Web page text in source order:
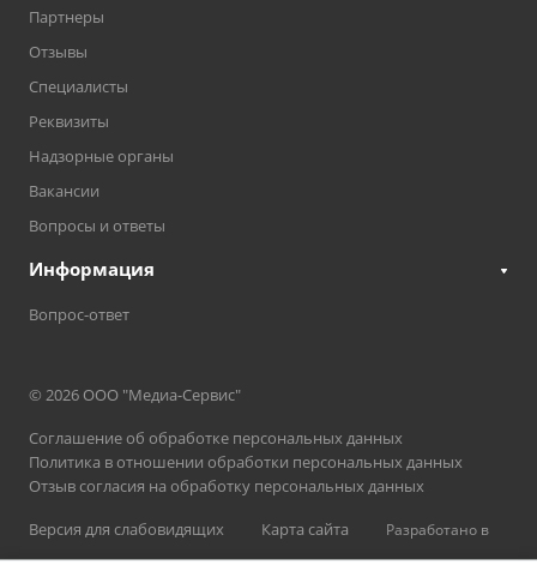
Партнеры
Отзывы
Специалисты
Реквизиты
Надзорные органы
Вакансии
Вопросы и ответы
Информация
Вопрос-ответ
© 2026 ООО "Медиа-Сервис"
Соглашение об обработке персональных данных
Политика в отношении обработки персональных данных
Отзыв согласия на обработку персональных данных
Версия для слабовидящих
Карта сайта Разработано в